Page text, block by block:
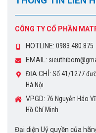
CÔNG TY CỔ PHẦN
HOTLINE: 0983.480.875
EMAIL:
ĐỊA CHỈ: Số 41/1277
Hà Nội
VPGD: 76 Nguyễn Háo
Hồ Chí Minh
Đại diện Uỷ quyền của